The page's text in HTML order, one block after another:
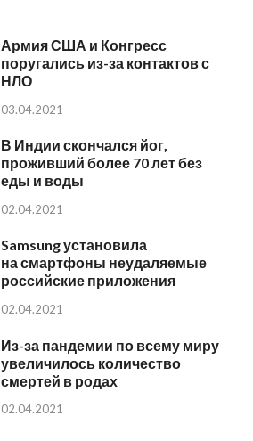
Армия США и Конгресс
поругались из-за контактов с
НЛО
03.04.2021
В Индии скончался йог,
проживший более 70 лет без
еды и воды
02.04.2021
Samsung установила
на смартфоны неудаляемые
российские приложения
02.04.2021
Из-за пандемии по всему миру
увеличилось количество
смертей в родах
02.04.2021